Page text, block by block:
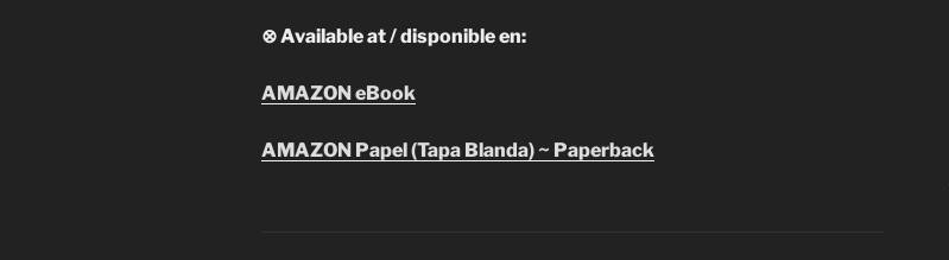
⊗ Available at / disponible en:
AMAZON eBook
AMAZON Papel (Tapa Blanda) ~ Paperback